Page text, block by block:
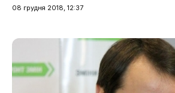
08 грудня 2018, 12:37